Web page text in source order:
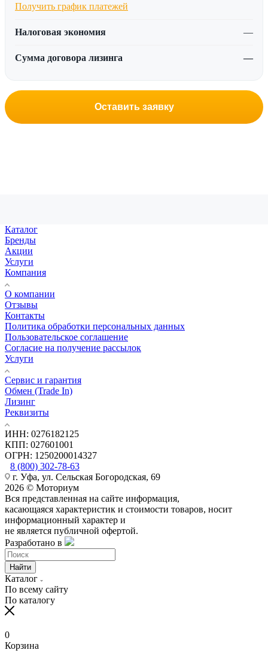
Получить график платежей
Налоговая экономия —
Сумма договора лизинга —
Оставить заявку
Каталог
Бренды
Акции
Услуги
Компания
О компании
Отзывы
Контакты
Политика обработки персональных данных
Пользовательское соглашение
Согласие на получение рассылок
Услуги
Сервис и гарантия
Обмен (Trade In)
Лизинг
Реквизиты
ИНН: 0276182125
КПП: 027601001
ОГРН: 1250200014327
8 (800) 302-78-63
г. Уфа, ул. Сельская Богородская, 69
2026 © Моториум
Вся представленная на сайте информация,
касающаяся характеристик и стоимости товаров, носит
информационный характер и
не является публичной офертой.
Разработано в
Найти
Каталог
По всему сайту
По каталогу
0
Корзина